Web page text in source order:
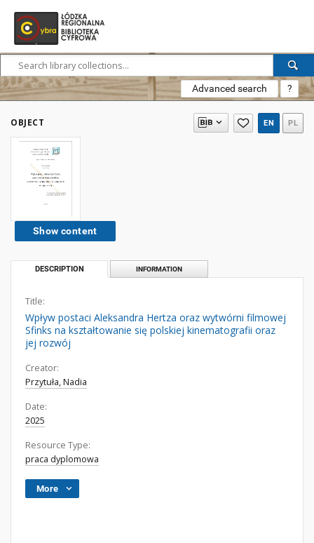
Advanced search ?
OBJECT EN PL
Show content
DESCRIPTION INFORMATION
Title:
Wpływ postaci Aleksandra Hertza oraz wytwórni filmowej
Sfinks na kształtowanie się polskiej kinematografii oraz
jej rozwój
Creator:
Przytuła, Nadia
Date:
2025
Resource Type:
praca dyplomowa
More